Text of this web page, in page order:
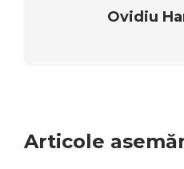
Ovidiu
Articole